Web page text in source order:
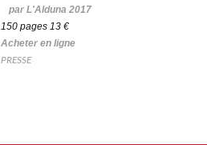
par L'Alduna 2017
150 pages 13 €
Acheter en ligne
PRESSE